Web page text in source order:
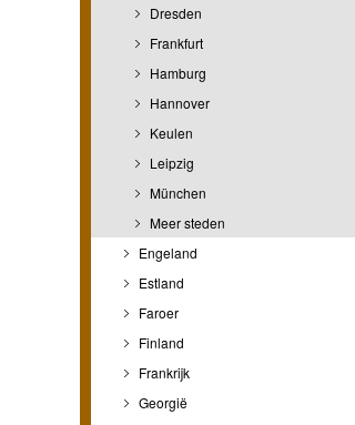
Dresden
Frankfurt
Hamburg
Hannover
Keulen
Leipzig
München
Meer steden
Engeland
Estland
Faroer
Finland
Frankrijk
Georgië